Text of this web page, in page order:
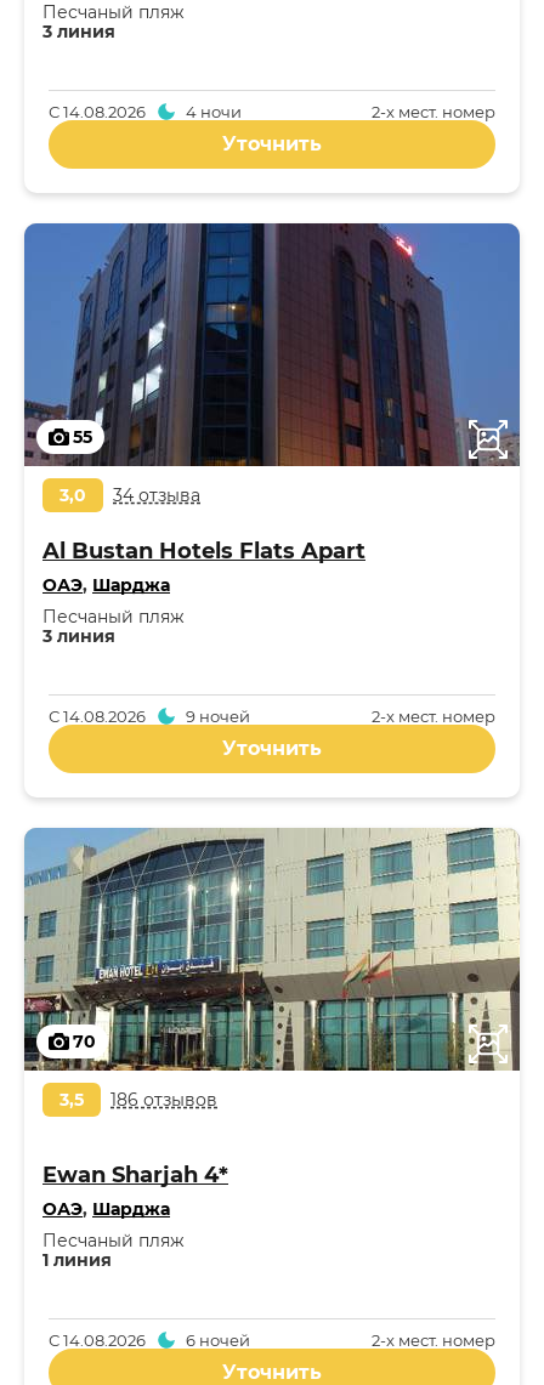
3 линия
Песчаный пляж
2-x мест. номер
С14.08.2026 4 ночи
Уточнить
55
3,0 34 отзыва
Al Bustan Hotels Flats Apart
ОАЭ, Шарджа
3 линия
Песчаный пляж
2-x мест. номер
С14.08.2026 9 ночей
Уточнить
70
3,5 186 отзывов
Ewan Sharjah 4*
ОАЭ, Шарджа
1 линия
Песчаный пляж
2-x мест. номер
С14.08.2026 6 ночей
Уточнить